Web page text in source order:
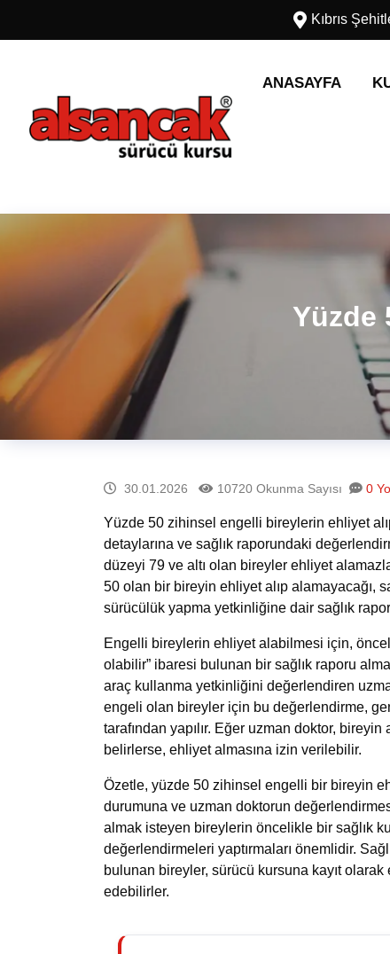
Kıbrıs
ANASAYFA
Yüzde
30.01.2026 10720 Okunma Sayısı 0
Yüzde 50 zihinsel engelli bireylerin ehliyet
detaylarına ve sağlık raporundaki
düzeyi 79 ve altı olan bireyler ehliyet
50 olan bir bireyin ehliyet alıp alamayacağı,
sürücülük yapma yetkinliğine dair sağlık
Engelli bireylerin ehliyet alabilmesi için,
olabilir” ibaresi bulunan bir sağlık raporu
araç kullanma yetkinliğini değerlendiren
engeli olan bireyler için bu değerlendirme,
tarafından yapılır. Eğer uzman doktor,
belirlerse, ehliyet almasına izin verilebilir.
Özetle, yüzde 50 zihinsel engelli bir bireyin
durumuna ve uzman doktorun
almak isteyen bireylerin öncelikle bir sağlık
değerlendirmeleri yaptırmaları önemlidir.
bulunan bireyler, sürücü kursuna kayıt
edebilirler.